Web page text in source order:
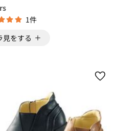
1件
見をする